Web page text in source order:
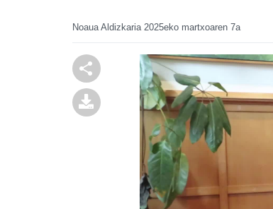
Noaua Aldizkaria 2025eko martxoaren 7a